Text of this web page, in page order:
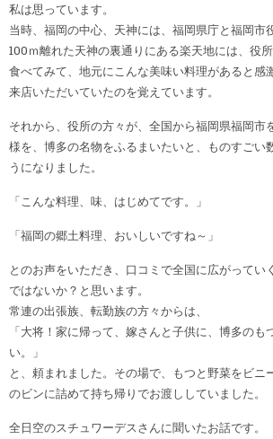
私は思っています。
当時、福岡の中心、天神には、福岡県庁と福岡市
100ｍ離れた天神の裏通りにある楽天地には、役
食べてみて、地元にこんな美味い料理があると感
来店いただいていたのを覚えています。
それから、役所の方々が、全国から福岡県福岡市
様を、博多の名物をふるまいたいと、ものすごい
うになりました。
「こんな料理、味、はじめてです。」
「福岡の郷土料理、おいしいですね～」
とのお声をいただき、口コミで全国に広がってい
ではないか？と思います。
常連の出張族、転勤族の方々からは、
「大将！家に帰って、嫁さんと子供に、博多のも
い。」
と、頼まれました。その場で、もつと野菜をビニ
のビンに詰めて持ち帰りでお渡ししていました。
全日空のスチュワーデスさんに聞いたお話です。